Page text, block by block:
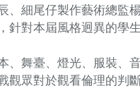
、細尾仔製作藝術總監
針對本屆風格迥異的學
、舞臺、燈光、服裝、
觀眾對於觀看倫理的判